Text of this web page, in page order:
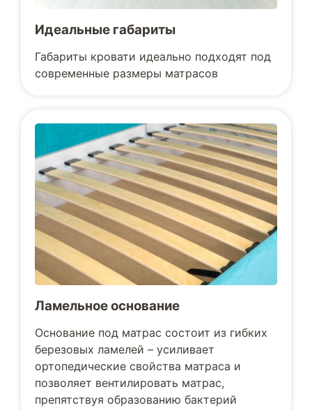
Идеальные габариты
Габариты кровати идеально подходят под
современные размеры матрасов
Ламельное основание
Основание под матрас состоит из гибких
березовых ламелей – усиливает
ортопедические свойства матраса и
позволяет вентилировать матрас,
препятствуя образованию бактерий